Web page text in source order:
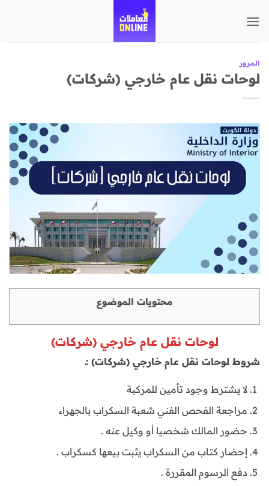
للمحتوى
المرور
لوحات نقل عام خارجي (شركات)
محتويات الموضوع
لوحات نقل عام خارجي (شركات)
شروط لوحات نقل عام خارجي (شركات) :ـ
لا يشترط وجود تأمين للمركبة
مراجعة الفحص الفني شعبة السكراب بالجهراء
حضور المالك شخصيا أو وكيل عنه .
إحضار كتاب من السكراب يثبت بيعها كسكراب .
دفع الرسوم المقررة .